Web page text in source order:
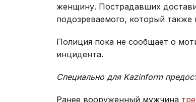
женщину. Пострадавших
подозреваемого, который также
Полиция пока не сообщает о
инцидента.
Специально для Kazinform
Ранее вооруженный мужчина